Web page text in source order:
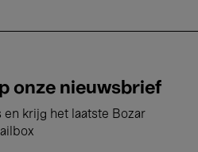
onze nieuwsbrief
en krijg het laatste Bozar